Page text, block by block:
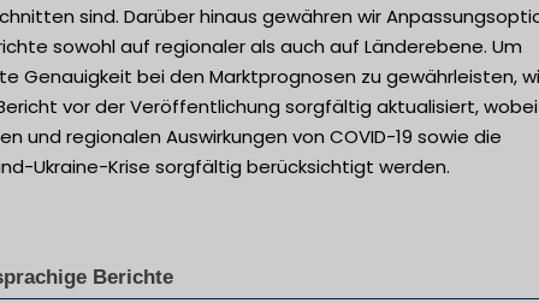
sind. Darüber hinaus gewähren wir
sowohl auf regionaler als auch auf Länderebene. Um
Genauigkeit bei den Marktprognosen zu gewährleisten,
vor der Veröffentlichung sorgfältig aktualisiert,
und regionalen Auswirkungen von COVID-19 sowie die
Ukraine-Krise sorgfältig berücksichtigt werden.
Berichte